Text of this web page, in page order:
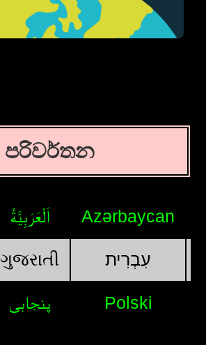
පරිවර්තන
اَلْعَرَبِيَّةُ Azərbaycan
ગુજરાતી עִבְרִית
پنجابی Polski